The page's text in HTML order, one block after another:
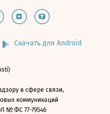
Скачать для Android
в сфере связи,
коммуникаций
№ ФС 77-79546